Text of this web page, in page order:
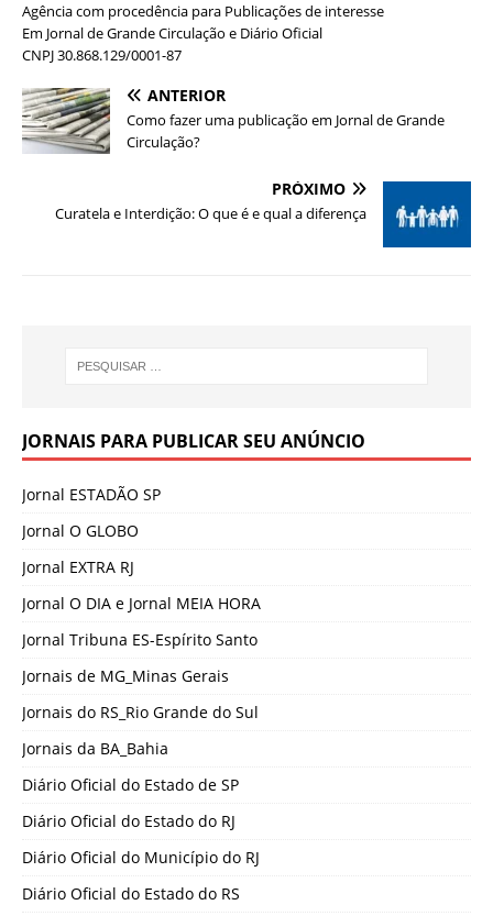
Agência com procedência para Publicações de interesse
Em Jornal de Grande Circulação e Diário Oficial
CNPJ 30.868.129/0001-87
ANTERIOR
Como fazer uma publicação em Jornal de Grande
Circulação?
PRÓXIMO
Curatela e Interdição: O que é e qual a diferença
JORNAIS PARA PUBLICAR SEU ANÚNCIO
Jornal ESTADÃO SP
Jornal O GLOBO
Jornal EXTRA RJ
Jornal O DIA e Jornal MEIA HORA
Jornal Tribuna ES-Espírito Santo
Jornais de MG_Minas Gerais
Jornais do RS_Rio Grande do Sul
Jornais da BA_Bahia
Diário Oficial do Estado de SP
Diário Oficial do Estado do RJ
Diário Oficial do Município do RJ
Diário Oficial do Estado do RS